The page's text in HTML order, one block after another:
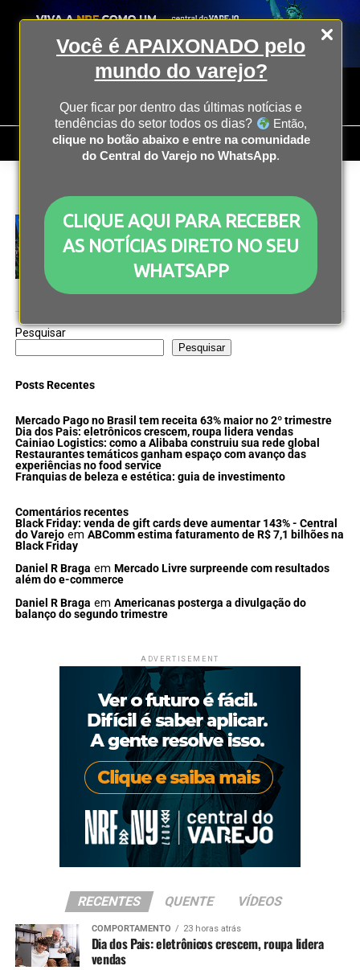
Você é APAIXONADO pelo
mundo do varejo?
Quer ficar por dentro das últimas notícias e
tendências do setor todos os dias?
Então,
clique no botão abaixo e entre na comunidade
do Central do Varejo no WhatsApp.
CLIQUE AQUI PARA RECEBER
AS NOTÍCIAS DIRETO NO SEU
WHATSAPP
All posts tagged "Olimpíadas de Paris"
MARKETING 2 anos atrás
Olimpíadas de Paris: Brasil tem maior número de
patrocínios da história
Pesquisar
Pesquisar
Posts Recentes
Mercado Pago no Brasil tem receita 63% maior no 2º trimestre
Dia dos Pais: eletrônicos crescem, roupa lidera vendas
Cainiao Logistics: como a Alibaba construiu sua rede global
Restaurantes temáticos ganham espaço com avanço das
experiências no food service
Franquias de beleza e estética: guia de investimento
Comentários recentes
Black Friday: venda de gift cards deve aumentar 143% - Central
do Varejoem ABComm estima faturamento de R$ 7,1 bilhões na
Black Friday
Daniel R Braga em Mercado Livre surpreende com resultados
além do e-commerce
Daniel R Braga em Americanas posterga a divulgação do
balanço do segundo trimestre
ADVERTISEMENT
RECENTES QUENTE VÍDEOS
COMPORTAMENTO 23 horas atrás
Dia dos Pais: eletrônicos crescem, roupa lidera
vendas